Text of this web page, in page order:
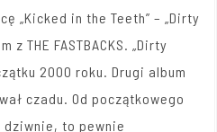
„Kicked in the Teeth” – „Dirty
z THE FASTBACKS. „Dirty
2000 roku. Drugi album
czadu. Od początkowego
dziwnie, to pewnie